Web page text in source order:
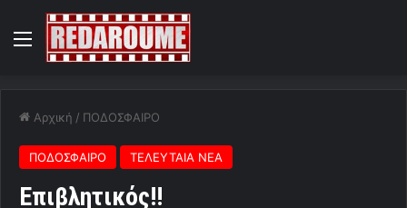
Menu
Αρχική / ΠΟΔΟΣΦΑΙΡΟ
ΠΟΔΟΣΦΑΙΡΟ ΤΕΛΕΥΤΑΙΑ ΝΕΑ
Επιβλητικός!!